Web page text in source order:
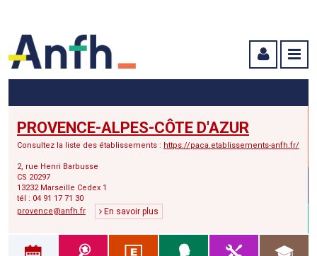
PROVENCE-ALPES-CÔTE D'AZUR
Consultez la liste des établissements : https://paca.etablissements-anfh.fr/
2, rue Henri Barbusse
CS 20297
13232 Marseille Cedex 1
tél : 04 91 17 71 30
provence@anfh.fr
En savoir plus